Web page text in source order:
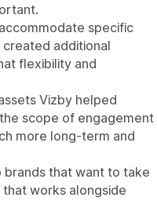
specific
additional
flexibility and
Vizby helped
scope of engagement
more long-term and
that want to take
works alongside